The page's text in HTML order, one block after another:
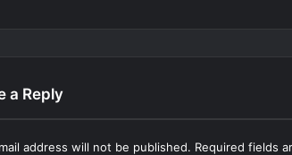
a Reply
address will not be published. Required fields